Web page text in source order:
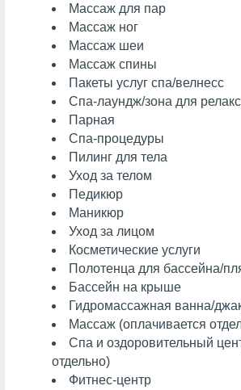
Массаж для пар
Массаж ног
Массаж шеи
Массаж спины
Пакеты услуг спа/велнесс
Спа-лаундж/зона для
Парная
Спа-процедуры
Пилинг для тела
Уход за телом
Педикюр
Маникюр
Уход за лицом
Косметические услуги
Полотенца для бассейна/
Бассейн на крыше
Гидромассажная ванна/
Массаж (оплачивается
Спа и оздоровительный
отдельно)
Фитнес-центр